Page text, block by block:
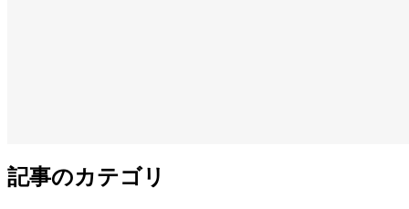
記事のカテゴリ